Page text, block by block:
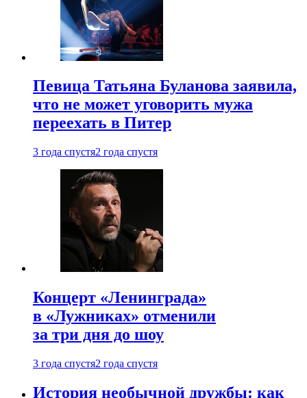
Певица Татьяна Буланова заявила,
что не может уговорить мужа
переехать в Питер
3 года спустя2 года спустя
Концерт «Ленинграда»
в «Лужниках» отменили
за три дня до шоу
3 года спустя2 года спустя
История необычной дружбы: как